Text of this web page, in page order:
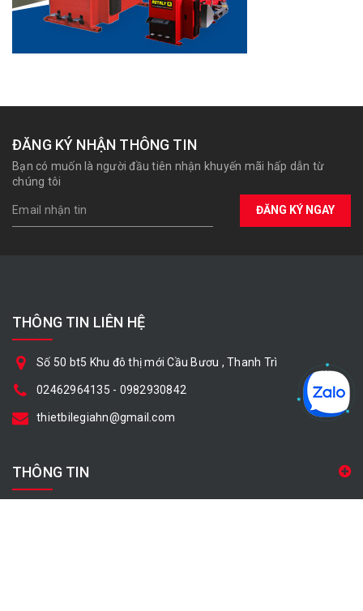
ĐĂNG KÝ NHẬN THÔNG TIN
Bạn có muốn là người đầu tiên nhận khuyến mãi hấp dẫn từ
chúng tôi
ĐĂNG KÝ NGAY
THÔNG TIN LIÊN HỆ
Số 50 bt5 Khu đô thị mới Cầu Bươu , Thanh Trì
02462964135 - 0982930842
thietbilegiahn@gmail.com
THÔNG TIN